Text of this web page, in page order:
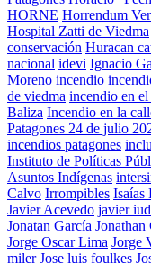
HORNE Horrendum
Hospital Zatti de Viedma
conservación Huracan
nacional idevi Ignacio
Moreno incendio
de viedma incendio en
Baliza Incendio en la
Patagones 24 de julio
incendios patagones
Instituto de Políticas
Asuntos Indígenas
Calvo Irrompibles Isaías
Javier Acevedo javier iud
Jonatan García Jonathan
Jorge Oscar Lima Jorge
miler Jose luis foulkes